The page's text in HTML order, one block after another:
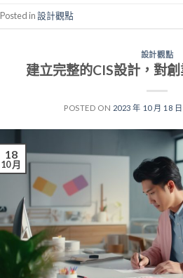
Posted in設計觀點
設計觀點
建立完整的CIS設計，對
POSTED ON 2023 年 10 月 18 日
18
10 月